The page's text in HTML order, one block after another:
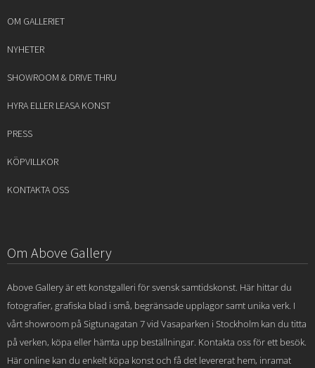
OM GALLERIET
NYHETER
SHOWROOM & DRIVE THRU
HYRA ELLER LEASA KONST
PRESS
KÖPVILLKOR
KONTAKTA OSS
Om Above Gallery
Above Gallery är ett konstgalleri för svensk samtidskonst. Här hittar du
fotografier, grafiska blad i små, begränsade upplagor samt unika verk. I
vårt showroom på Sigtunagatan 7 vid Vasaparken i Stockholm kan du titta
på verken, köpa eller hämta upp beställningar. Kontakta oss för ett besök.
Här online kan du enkelt köpa konst och få det levererat hem, inramat